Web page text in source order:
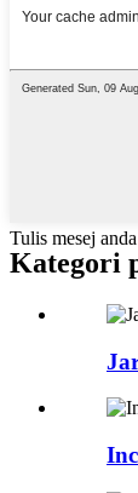
Tulis mesej
Kategori